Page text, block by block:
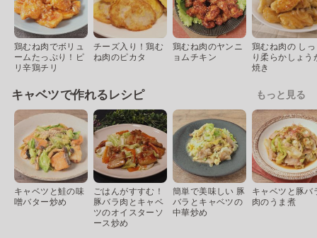
鶏むね肉でボリュ
ームたっぷり！ピ
リ辛鶏チリ
チーズ入り！鶏む
ね肉のピカタ
鶏むね肉のヤンニ
ョムチキン
鶏むね肉の し
り柔らかしょう
焼き
キャベツで作れるレシピ もっと見る
キャベツと鮭の味
噌バター炒め
ごはんがすすむ！
豚バラ肉とキャベ
ツのオイスターソ
ース炒め
簡単で美味しい 豚
バラとキャベツの
中華炒め
キャベツと豚バ
肉のうま煮